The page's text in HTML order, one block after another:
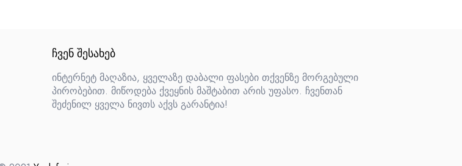
ᲩᲕᲔᲜ ᲨᲔᲡᲐᲮᲔᲑ
ინტერნეტ მაღაზია, ყველაზე დაბალი ფასები თქვენზე მორგებული
პირობებით. მიწოდება ქვეყნის მაშტაბით არის უფასო. ჩვენთან
შეძენილ ყველა ნივთს აქვს გარანტია!